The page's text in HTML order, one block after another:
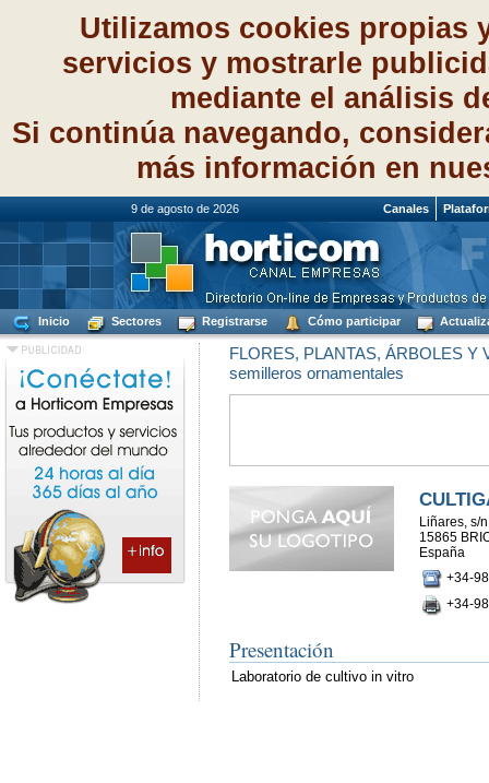
Utilizamos cookies propias
servicios y mostrarle
mediante el análisis
Si continúa navegando,
más información en
9 de agosto de 2026 Canales
Inicio Sectores Registrarse Cómo participar
FLORES, PLANTAS, ÁRBOLES Y
semilleros ornamentales
Liñares, s/n
15865
España
+34-
+34-
Presentación
Laboratorio de cultivo in vitro